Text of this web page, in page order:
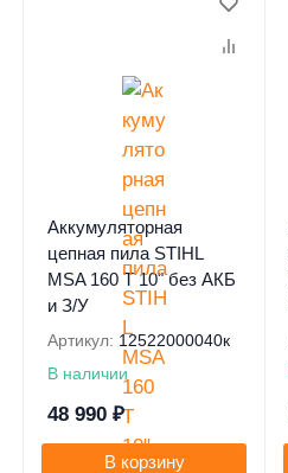
Аккумуляторная
цепная пила STIHL
MSA 160 T 10" без АКБ
и З/У
Артикул: 12522000040к
В наличии
48 990 ₽
В корзину